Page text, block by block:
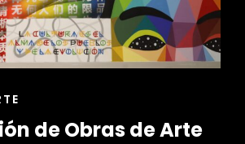
de Obras de Arte